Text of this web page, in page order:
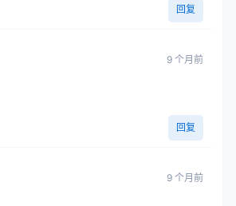
回复
9 个月前
回复
9 个月前